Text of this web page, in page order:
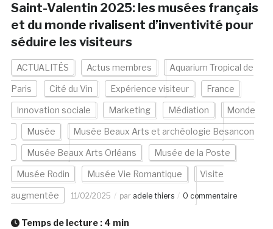
Saint-Valentin 2025: les musées français
et du monde rivalisent d’inventivité pour
séduire les visiteurs
ACTUALITÉS Actus membres Aquarium Tropical de
Paris Cité du Vin Expérience visiteur France
Innovation sociale Marketing Médiation Monde
Musée Musée Beaux Arts et archéologie Besancon
Musée Beaux Arts Orléans Musée de la Poste
Musée Rodin Musée Vie Romantique Visite
augmentée 11/02/2025 par adele thiers 0 commentaire
Temps de lecture : 4 min